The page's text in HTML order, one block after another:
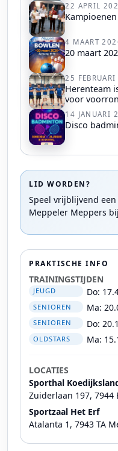
22 APRIL
4 MAART
20 maart
25
Herenteam
voor
14 JANUARI
Disco
LID WORDEN?
Speel vrijblijvend
Meppeler Meppers
PRAKTISCHE INFO
TRAININGSTIJDEN
JEUGD Do:
SENIOREN Ma:
SENIOREN Do:
OLDSTARS Ma:
LOCATIES
Sporthal
Zuiderlaan 197, 7944
Sportzaal Het Erf
Atalanta 1, 7943 TA